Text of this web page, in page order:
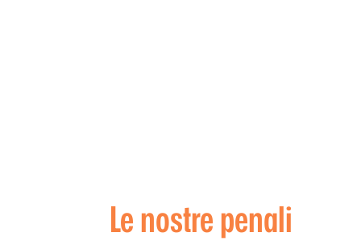
Le nostre penali